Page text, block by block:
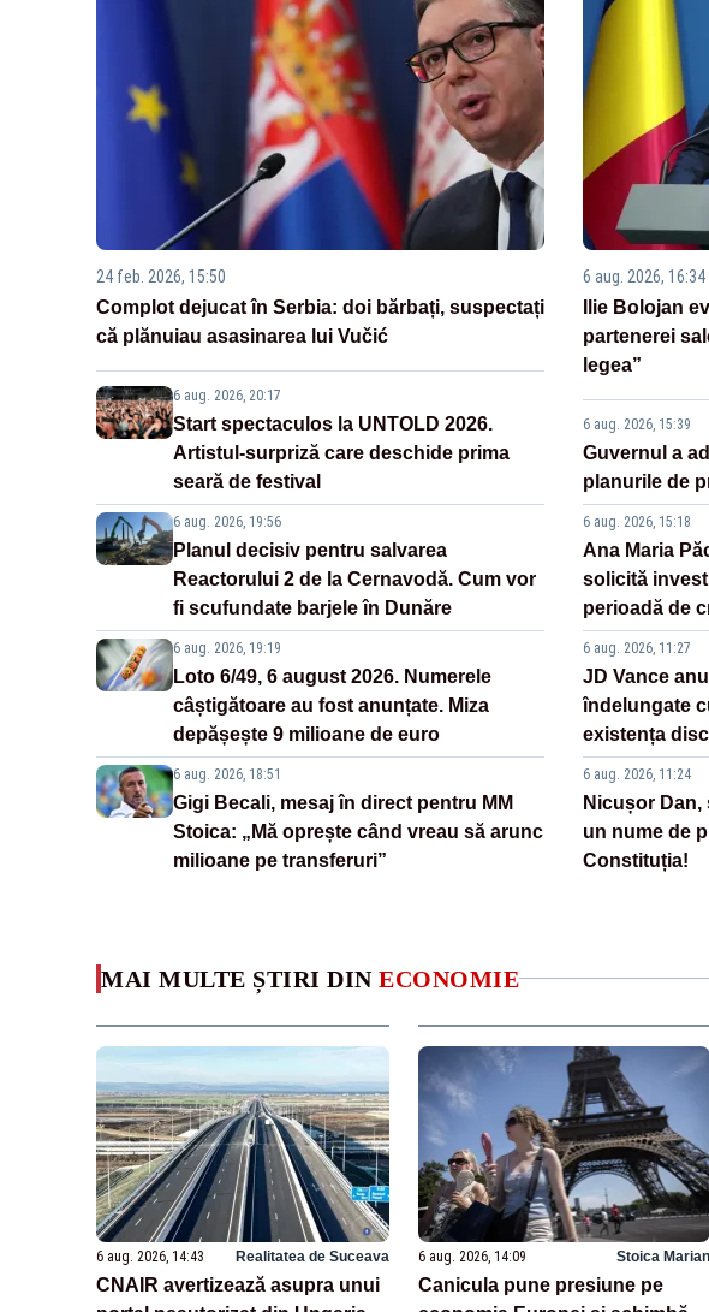
24 feb. 2026, 15:50
Complot dejucat în Serbia: doi bărbați, suspectați
că plănuiau asasinarea lui Vučić
6 aug. 2026, 20:17
Start spectaculos la UNTOLD 2026.
Artistul-surpriză care deschide prima
seară de festival
6 aug. 2026, 19:56
Planul decisiv pentru salvarea
Reactorului 2 de la Cernavodă. Cum vor
fi scufundate barjele în Dunăre
6 aug. 2026, 19:19
Loto 6/49, 6 august 2026. Numerele
câștigătoare au fost anunțate. Miza
depășește 9 milioane de euro
6 aug. 2026, 18:51
Gigi Becali, mesaj în direct pentru MM
Stoica: „Mă oprește când vreau să arunc
milioane pe transferuri”
6 aug. 2026, 16:34
Ilie Bolojan
partenerei
legea”
6 aug. 2026, 15:39
Guvernul a
planurile de
6 aug. 2026, 15:18
Ana Maria
solicită
perioadă de
6 aug. 2026, 11:27
JD Vance
îndelungate
existența
6 aug. 2026, 11:24
Nicușor
un nume de
Constituția!
MAI MULTE ȘTIRI DIN ECONOMIE
6 aug. 2026, 14:43 Realitatea de Suceava
CNAIR avertizează asupra unui
6 aug. 2026, 14:09 Stoica Marian
Canicula pune presiune pe